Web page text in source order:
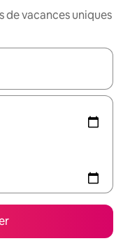
de vacances uniques
les flèches vers le